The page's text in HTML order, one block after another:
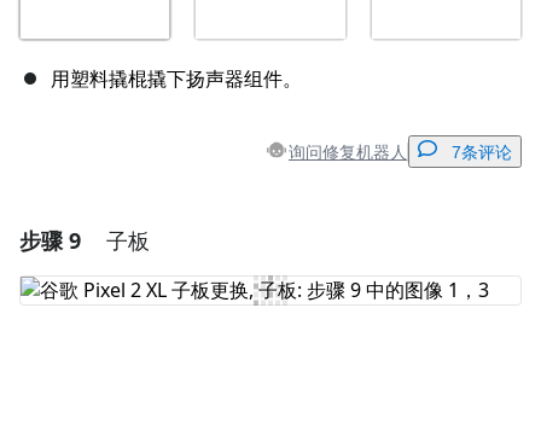
用塑料撬棍撬下扬声器组件。
询问修复机器人 7条评论
添加评论
步骤 9 子板